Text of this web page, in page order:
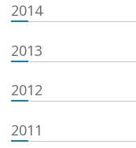
2014
2013
2012
2011